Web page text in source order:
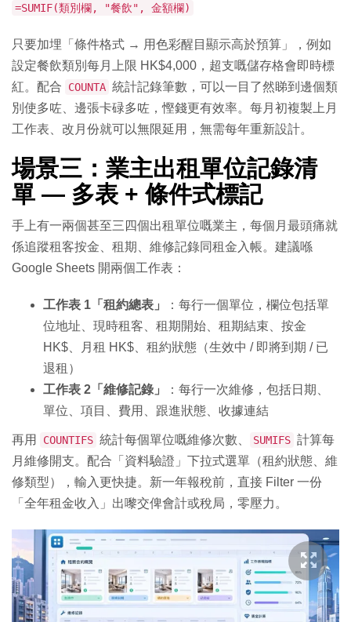
=SUMIF(類別欄, "餐飲", 金額欄)
只要加埋「條件格式 → 用色彩醒目顯示高於預算」，例如
設定餐飲類別每月上限 HK$4,000，超支嘅儲存格會即時標
紅。配合
COUNTA 統計記錄筆數，可以一目了然睇到邊個類
別使多咗、邊張卡碌多咗，慳錢更有效率。每月初複製上月
工作表、改月份就可以無限延用，無需每年重新設計。
場景三：業主出租單位記錄清
單 — 多表 + 條件式標記
手上有一兩個甚至三四個出租單位嘅業主，每個月最頭痛就
係追蹤租客按金、租期、維修記錄同租金入帳。建議喺
Google Sheets 開兩個工作表：
工作表 1「租約總表」
：每行一個單位，欄位包括單
位地址、現時租客、租期開始、租期結束、按金
HK$、月租 HK$、租約狀態（生效中 / 即將到期 / 已
退租）
工作表 2「維修記錄」
：每行一次維修，包括日期、
單位、項目、費用、跟進狀態、收據連結
再用 COUNTIFS 統計每個單位嘅維修次數、 SUMIFS 計算每
月維修開支。配合「資料驗證」下拉式選單（租約狀態、維
修類型），輸入更快捷。新一年報稅前，直接 Filter 一份
「全年租金收入」出嚟交俾會計或稅局，零壓力。